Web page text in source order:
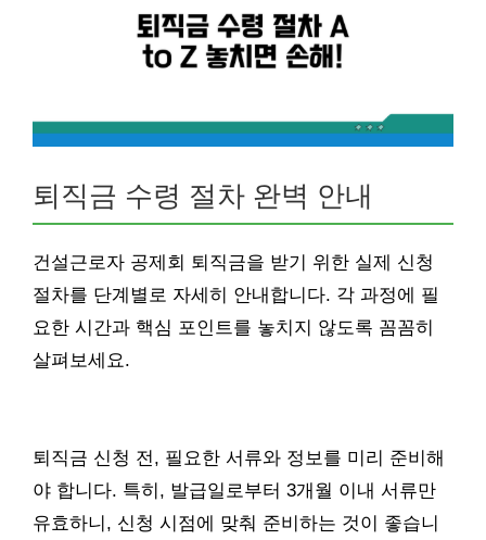
퇴직금 수령 절차 완벽 안내
건설근로자 공제회 퇴직금을 받기 위한 실제 신청
절차를 단계별로 자세히 안내합니다. 각 과정에 필
요한 시간과 핵심 포인트를 놓치지 않도록 꼼꼼히
살펴보세요.
퇴직금 신청 전, 필요한 서류와 정보를 미리 준비해
야 합니다. 특히, 발급일로부터 3개월 이내 서류만
유효하니, 신청 시점에 맞춰 준비하는 것이 좋습니